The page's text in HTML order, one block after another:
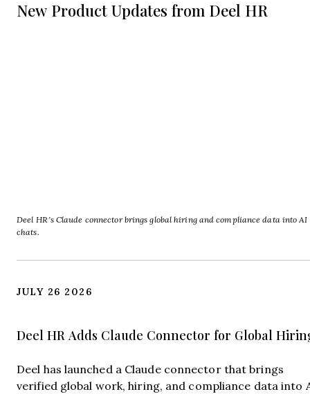
New Product Updates from Deel HR
Deel HR’s Claude connector brings global hiring and compliance data into AI
chats.
JULY 26 2026
Deel HR Adds Claude Connector for Global
Deel has launched a Claude connector that brings
verified global work, hiring, and compliance data into